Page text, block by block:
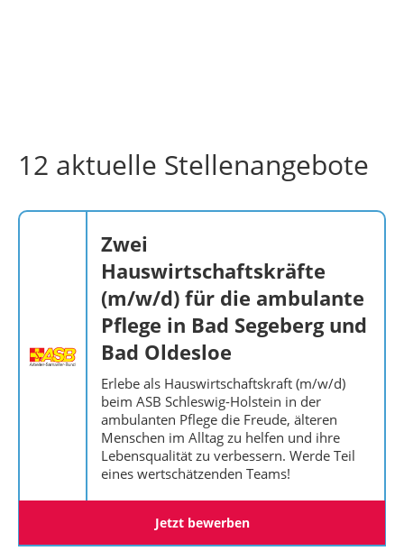
12 aktuelle Stellenangebote
Zwei
Hauswirtschaftskräfte
(m/w/d) für die ambulante
Pflege in Bad Segeberg und
Bad Oldesloe
Erlebe als Hauswirtschaftskraft (m/w/d)
beim ASB Schleswig-Holstein in der
ambulanten Pflege die Freude, älteren
Menschen im Alltag zu helfen und ihre
Lebensqualität zu verbessern. Werde Teil
eines wertschätzenden Teams!
Jetzt bewerben